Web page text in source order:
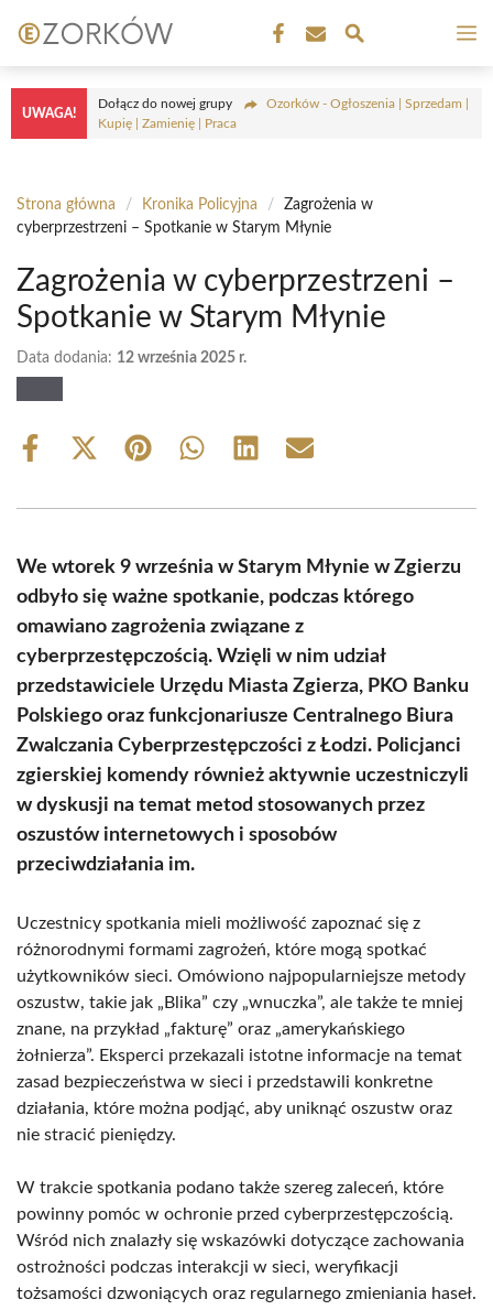
do
treści
UWAGA!
Dołącz do nowej grupy
Ozorków - Ogłoszenia | Sprzedam |
Kupię | Zamienię | Praca
Strona główna / Kronika Policyjna /
Zagrożenia w
cyberprzestrzeni – Spotkanie w Starym Młynie
Zagrożenia w cyberprzestrzeni –
Spotkanie w Starym Młynie
Data dodania: 12 września 2025 r.
Share
Share
(Twitter)
Share Share Share Share
We wtorek 9 września w Starym Młynie w Zgierzu
odbyło się ważne spotkanie, podczas którego
omawiano zagrożenia związane z
cyberprzestępczością. Wzięli w nim udział
przedstawiciele Urzędu Miasta Zgierza, PKO Banku
Polskiego oraz funkcjonariusze Centralnego Biura
Zwalczania Cyberprzestępczości z Łodzi. Policjanci
zgierskiej komendy również aktywnie uczestniczyli
w dyskusji na temat metod stosowanych przez
oszustów internetowych i sposobów
przeciwdziałania im.
Uczestnicy spotkania mieli możliwość zapoznać się z
różnorodnymi formami zagrożeń, które mogą spotkać
użytkowników sieci. Omówiono najpopularniejsze metody
oszustw, takie jak „Blika” czy „wnuczka”, ale także te mniej
znane, na przykład „fakturę” oraz „amerykańskiego
żołnierza”. Eksperci przekazali istotne informacje na temat
zasad bezpieczeństwa w sieci i przedstawili konkretne
działania, które można podjąć, aby uniknąć oszustw oraz
nie stracić pieniędzy.
W trakcie spotkania podano także szereg zaleceń, które
powinny pomóc w ochronie przed cyberprzestępczością.
Wśród nich znalazły się wskazówki dotyczące zachowania
ostrożności podczas interakcji w sieci, weryfikacji
tożsamości dzwoniących oraz regularnego zmieniania haseł.